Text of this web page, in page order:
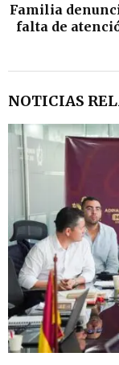
Familia
falta de
NOTICIAS